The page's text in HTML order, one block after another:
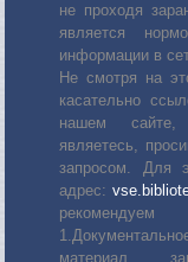
не проходя
является
информации в
Не смотря на
касательно
нашем сайте,
являетесь,
запросом. Для
адрес:
материал,